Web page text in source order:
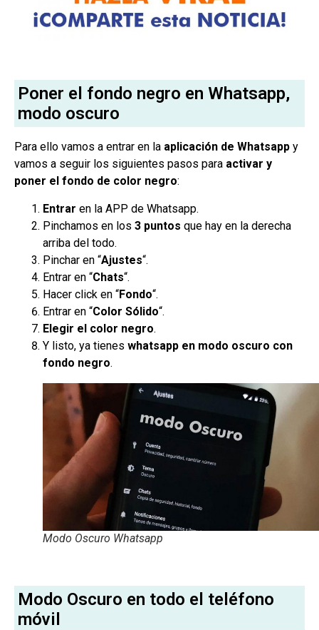
Poner el fondo negro en Whatsapp,
modo oscuro
Para ello vamos a entrar en la aplicación de Whatsapp y
vamos a seguir los siguientes pasos para activar y
poner el fondo de color negro:
Entrar en la APP de Whatsapp.
Pinchamos en los 3 puntos que hay en la derecha
arriba del todo.
Pinchar en “Ajustes“.
Entrar en “Chats“.
Hacer click en “Fondo“.
Entrar en “Color Sólido“.
Elegir el color negro.
Y listo, ya tienes whatsapp en modo oscuro con
fondo negro.
Modo Oscuro Whatsapp
Modo Oscuro en todo el teléfono
móvil